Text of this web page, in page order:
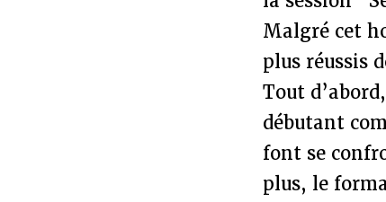
Malgré cet
plus réussis
Tout
débutant
font se
plus, le